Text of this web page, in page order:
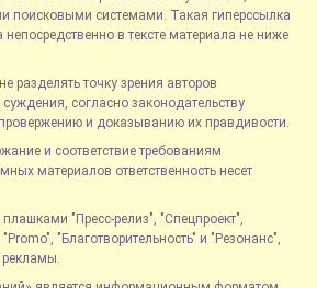
поисковыми системами. Такая гиперссылка
в тексте материала не ниже
разделять точку зрения авторов
согласно законодательству
и доказыванию их правдивости.
и соответствие требованиям
материалов ответственность несет
"Пресс-релиз", "Спецпроект",
"Благотворительность" и "Резонанс",